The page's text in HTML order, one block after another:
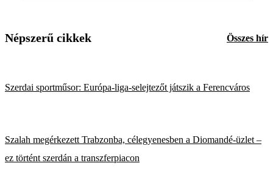
Népszerű cikkek Összes hír
Szerdai sportműsor: Európa-liga-selejtezőt játszik a Ferencváros
Szalah megérkezett Trabzonba, célegyenesben a Diomandé-üzlet –
ez történt szerdán a transzferpiacon